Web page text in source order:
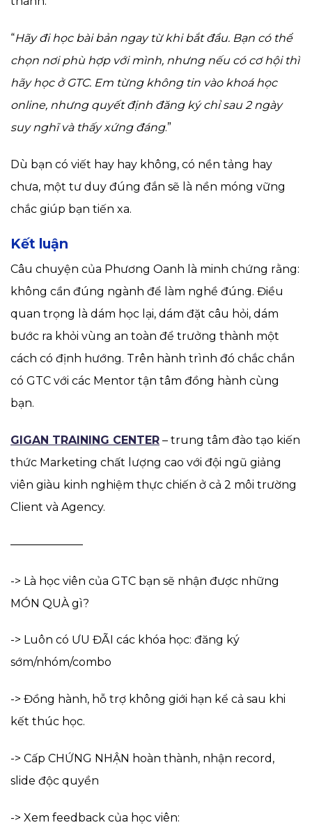
“Hãy đi học bài bản ngay từ khi bắt đầu. Bạn có thể
chọn nơi phù hợp với mình, nhưng nếu có cơ hội thì
hãy học ở GTC. Em từng không tin vào khoá học
online, nhưng quyết định đăng ký chỉ sau 2 ngày
suy nghĩ và thấy xứng đáng.”
Dù bạn có viết hay hay không, có nền tảng hay
chưa, một tư duy đúng đắn sẽ là nền móng vững
chắc giúp bạn tiến xa.
Kết luận
Câu chuyện của Phương Oanh là minh chứng rằng:
không cần đúng ngành để làm nghề đúng. Điều
quan trọng là dám học lại, dám đặt câu hỏi, dám
bước ra khỏi vùng an toàn để trưởng thành một
cách có định hướng. Trên hành trình đó chắc chắn
có GTC với các Mentor tận tâm đồng hành cùng
bạn.
GIGAN TRAINING CENTER – trung tâm đào tạo kiến
thức Marketing chất lượng cao với đội ngũ giảng
viên giàu kinh nghiệm thực chiến ở cả 2 môi trường
Client và Agency.
——————–
-> Là học viên của GTC bạn sẽ nhận được những
MÓN QUÀ gì?
-> Luôn có ƯU ĐÃI các khóa học: đăng ký
sớm/nhóm/combo
-> Đồng hành, hỗ trợ không giới hạn kể cả sau khi
kết thúc học.
-> Cấp CHỨNG NHẬN hoàn thành, nhận record,
slide độc quyền
-> Xem feedback của học viên: